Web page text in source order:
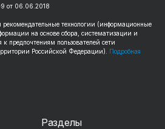
от 06.06.2018
технологии (информационные
на основе сбора, систематизации и
предпочтениям пользователей сети
Российской Федерации). Подробная
Разделы